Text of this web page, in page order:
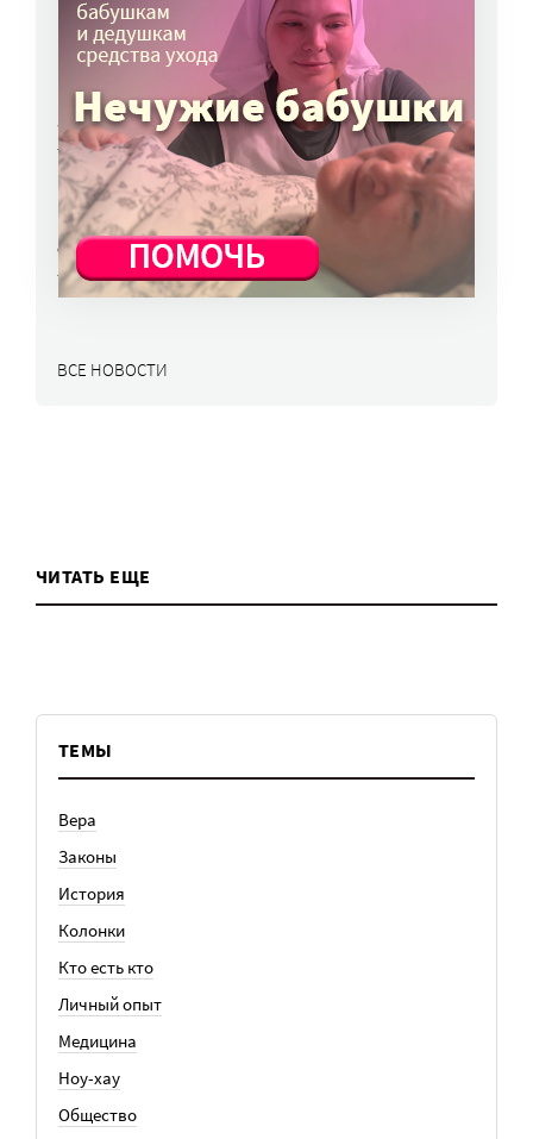
приема больных более гибкой
10 авг, 10:45
Вторая волна клещей ожидается в конце
августа – начале сентября
7 авг, 19:25
Родных, которые могут взять ребенка
из проблемной семьи, предлагают искать
с полицией
7 авг, 17:06
ВСЕ НОВОСТИ
ЧИТАТЬ ЕЩЕ
ТЕМЫ
Вера
Законы
История
Колонки
Кто есть кто
Личный опыт
Медицина
Ноу-хау
Общество